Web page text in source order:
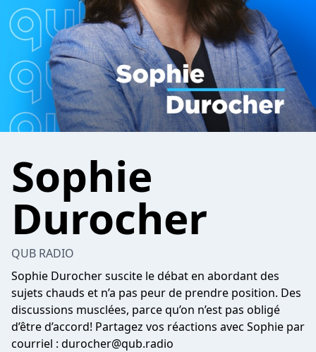
Sophie
Durocher
QUB RADIO
Sophie Durocher suscite le débat en abordant des
sujets chauds et n’a pas peur de prendre position. Des
discussions musclées, parce qu’on n’est pas obligé
d’être d’accord! Partagez vos réactions avec Sophie par
courriel : durocher@qub.radio